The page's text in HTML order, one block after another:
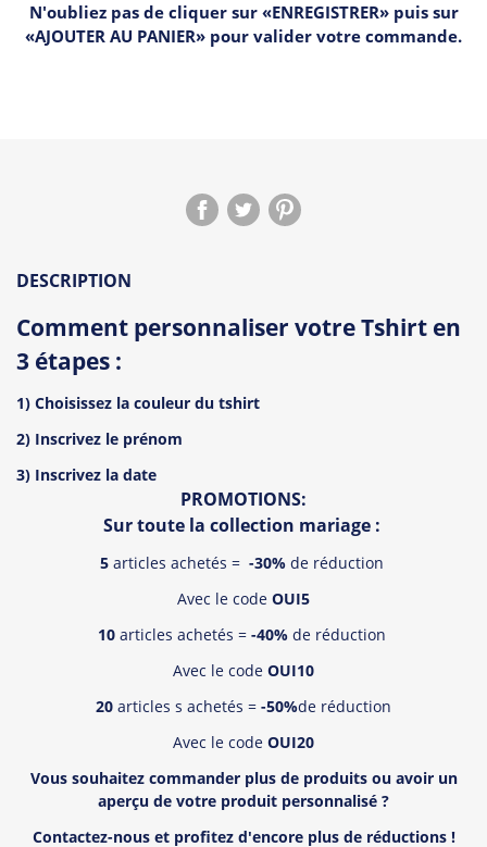
N'oubliez pas de cliquer sur «ENREGISTRER» puis sur
«AJOUTER AU PANIER» pour valider votre commande.
DESCRIPTION
Comment personnaliser votre Tshirt en
3 étapes :
1) Choisissez la couleur du tshirt
2) Inscrivez le prénom
3) Inscrivez la date
PROMOTIONS:
Sur toute la collection mariage :
5articles achetés = -30%de réduction
Avec le code OUI5
10articles achetés = -40%de réduction
Avec le code OUI10
20 articles s achetés = -50%de réduction
Avec le code OUI20
Vous souhaitez commander plus de produits ou avoir un
aperçu de votre produit personnalisé ?
Contactez-nous et profitez d'encore plus de réductions !